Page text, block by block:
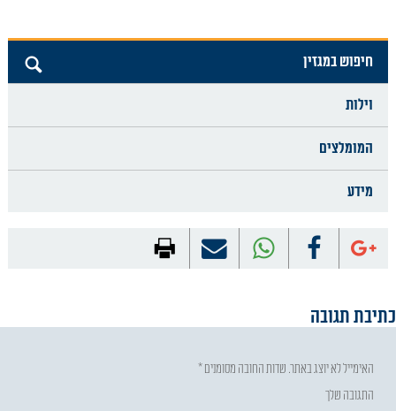
חיפוש במגזין
וילות
המומלצים
מידע
כתיבת תגובה
האימייל לא יוצג באתר. שדות החובה מסומנים*
התגובה שלך